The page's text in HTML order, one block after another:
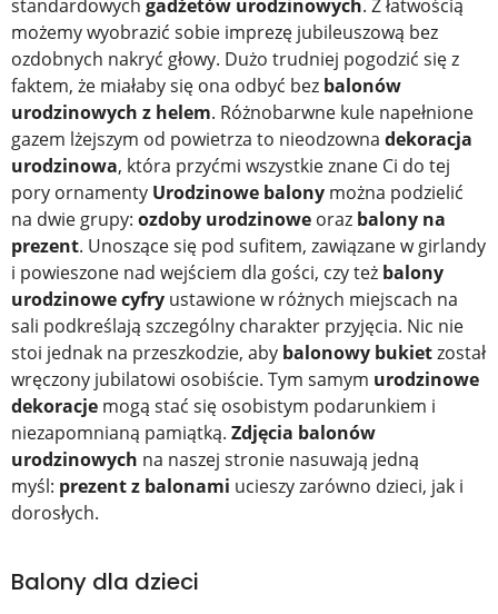
standardowych gadżetów urodzinowych. Z łatwością
możemy wyobrazić sobie imprezę jubileuszową bez
ozdobnych nakryć głowy. Dużo trudniej pogodzić się z
faktem, że miałaby się ona odbyć bez balonów
urodzinowych z helem. Różnobarwne kule napełnione
gazem lżejszym od powietrza to nieodzowna dekoracja
urodzinowa, która przyćmi wszystkie znane Ci do tej
pory ornamenty Urodzinowe balony można podzielić
na dwie grupy: ozdoby urodzinowe oraz balony na
prezent. Unoszące się pod sufitem, zawiązane w girlandy
i powieszone nad wejściem dla gości, czy też balony
urodzinowe cyfry ustawione w różnych miejscach na
sali podkreślają szczególny charakter przyjęcia. Nic nie
stoi jednak na przeszkodzie, aby balonowy bukietzostał
wręczony jubilatowi osobiście. Tym samym urodzinowe
dekoracje mogą stać się osobistym podarunkiem i
niezapomnianą pamiątką. Zdjęcia balonów
urodzinowych na naszej stronie nasuwają jedną
myśl: prezent z balonami ucieszy zarówno dzieci, jak i
dorosłych.
Balony dla dzieci